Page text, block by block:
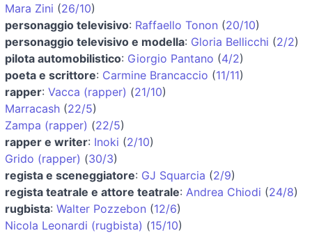
Mara Zini (26/10)
personaggio televisivo: Raffaello Tonon (20/10)
personaggio televisivo e modella: Gloria Bellicchi (2/2)
pilota automobilistico: Giorgio Pantano (4/2)
poeta e scrittore: Carmine Brancaccio (11/11)
rapper: Vacca (rapper) (21/10)
Marracash (22/5)
Zampa (rapper) (22/5)
rapper e writer: Inoki (2/10)
Grido (rapper) (30/3)
regista e sceneggiatore: GJ Squarcia (2/9)
regista teatrale e attore teatrale: Andrea Chiodi (24/8)
rugbista: Walter Pozzebon (12/6)
Nicola Leonardi (rugbista) (15/10)